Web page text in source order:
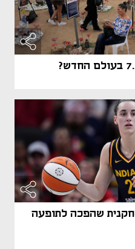
שהפכה לתופעה